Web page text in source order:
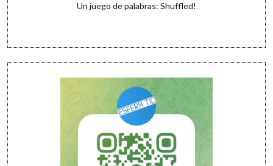
Un juego de palabras: Shuffled!